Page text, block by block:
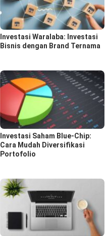
Investasi Waralaba: Investasi
Bisnis dengan Brand Ternama
Investasi Saham Blue-Chip:
Cara Mudah Diversifikasi
Portofolio